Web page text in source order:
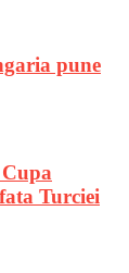
pune
Turciei